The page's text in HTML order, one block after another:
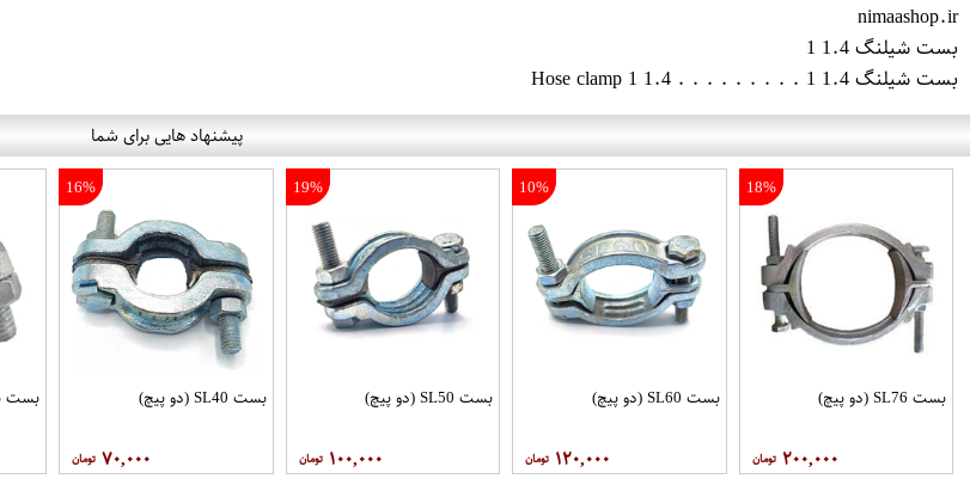
nimaashop.ir
بست شیلنگ 1.4 1
بست شیلنگ 1.4 1 . . . . . . . . . Hose clamp 1 1.4
پیشنهاد هایی برای شما
18%
بست SL76 (دو پیچ)
۲۰۰,۰۰۰
10%
بست SL60 (دو پیچ)
۱۲۰,۰۰۰
19%
بست SL50 (دو پیچ)
۱۰۰,۰۰۰
16%
بست SL40 (دو پیچ)
۷۰,۰۰۰
بست